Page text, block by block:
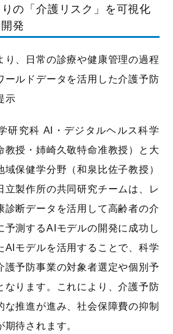
の「介護リスク」を可視化
発
り、日常の診療や健康管理の過程
ールドデータを活用した介護予防
示
研究科 AI・デジタルヘルス科学
教授・姉崎久敬特命准教授）と大
保健学分野（和泉比佐子教授）
立製作所の共同研究チームは、レ
診断データを活用して高齢者の介
予測するAIモデルの開発に成功し
AIモデルを活用することで、科学
護予防事業の対象者選定や個別予
なります。これにより、介護予防
な推進が進み、社会保障費の抑制
待されます。